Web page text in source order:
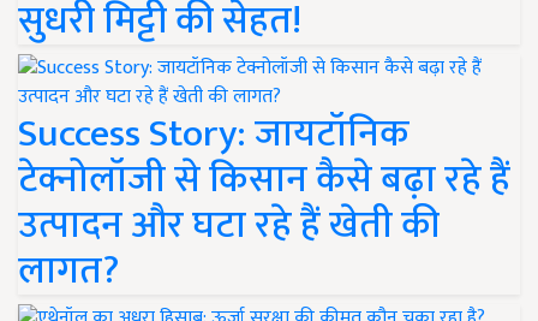
सुधरी मिट्टी की सेहत!
Success Story: जायटॉनिक
टेक्नोलॉजी से किसान कैसे बढ़ा रहे हैं
उत्पादन और घटा रहे हैं खेती की
लागत?